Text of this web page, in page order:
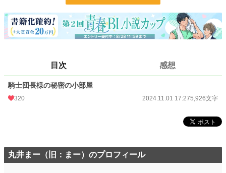
10,564 位 / 31,450 件
お気に入り 95
24h.ポイント 7 pt
更新日時 2024.11.01 17:27
月間ポイント 1,228 pt (21,465 位)
年間ポイント 20,190 pt (20,014 位)
目次 感想
騎士団長様の秘密の小部屋
320 2024.11.01 17:275,926文字
丸井まー（旧：まー）のプロフィール